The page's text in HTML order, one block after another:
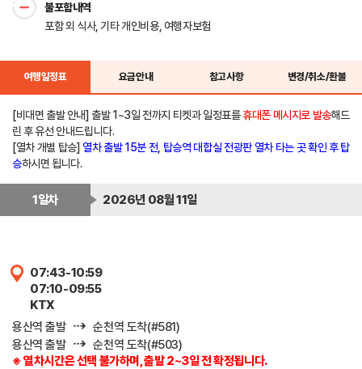
불포함내역
포함 외 식사, 기타 개인비용, 여행자보험
여행일정표 요금안내 참고사항 변경/취소/환불
[비대면 출발 안내] 출발 1~3일 전까지 티켓과 일정표를휴대폰 메시지로 발송해드
린 후 유선 안내드립니다.
[열차 개별 탑승] 열차 출발 15분 전, 탑승역 대합실 전광판 열차 타는 곳확인 후 탑
승하시면 됩니다.
1일차 2026년 08월 11일
07:43-10:59
07:10-09:55
KTX
용산역 출발 ⇢ 순천역 도착(#581)
용산역 출발 ⇢ 순천역 도착(#503)
※ 열차시간은 선택 불가하며, 출발 2~3일 전 확정됩니다.